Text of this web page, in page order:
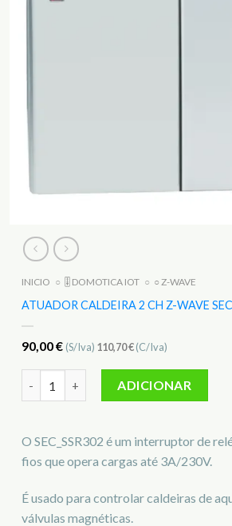
INICIO ○ 🎚️ DOMOTICA IOT ○ ○ Z-WAVE
ATUADOR CALDEIRA 2 CH Z-WAVE
90,00€ (S/Iva) 110,70€(C/Iva)
ADICIONAR
O SEC_SSR302 é um interruptor de
fios que opera cargas até 3A/230V.
É usado para controlar caldeiras de
válvulas magnéticas.